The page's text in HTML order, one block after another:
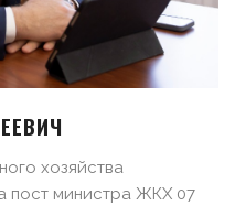
хозяйства
пост министра ЖКХ 07